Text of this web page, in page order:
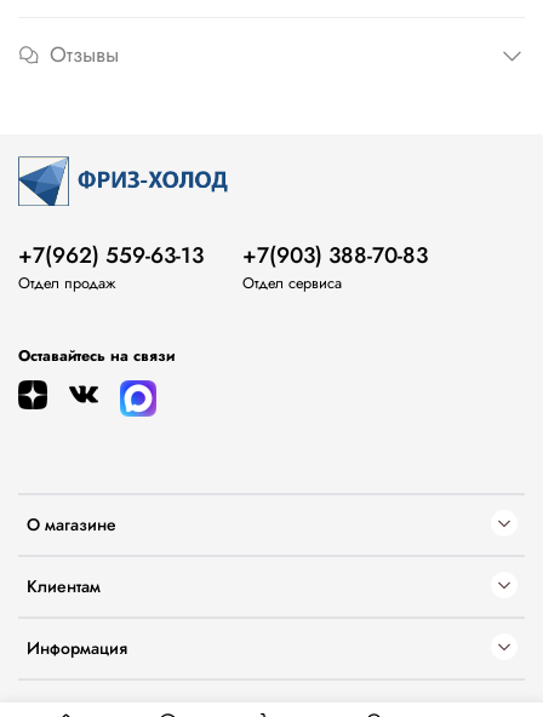
Отзывы
О магазине
Клиентам
Информация
+7(962) 559-63-13
Отдел продаж
+7(903) 388-70-83
Отдел сервиса
Оставайтесь на связи